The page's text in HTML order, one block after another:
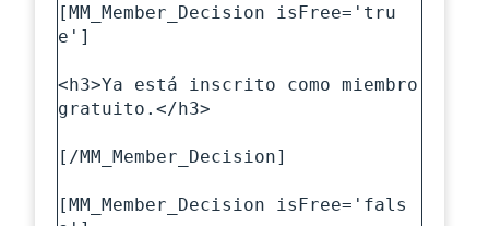
[MM_Member_Decision isFree='tru
e']
<h3>Ya está inscrito como miembro
gratuito.</h3>
[/MM_Member_Decision]
[MM_Member_Decision isFree='fals